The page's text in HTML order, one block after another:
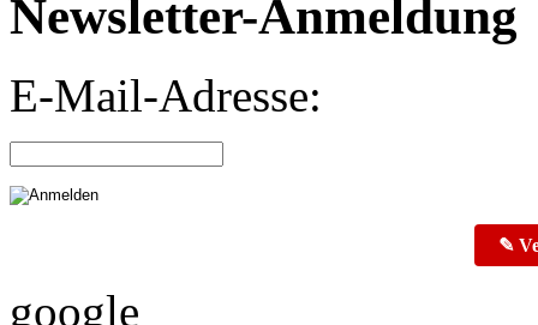
Newsletter-Anmeldung
E-Mail-Adresse:
✎
google